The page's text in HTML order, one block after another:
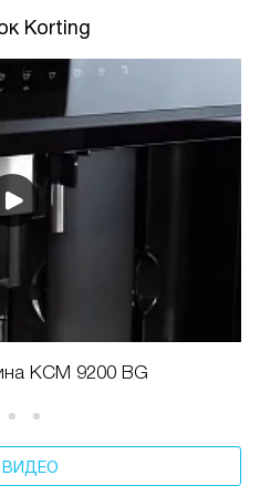
Korting
KCM 9200 BG
ВИДЕО